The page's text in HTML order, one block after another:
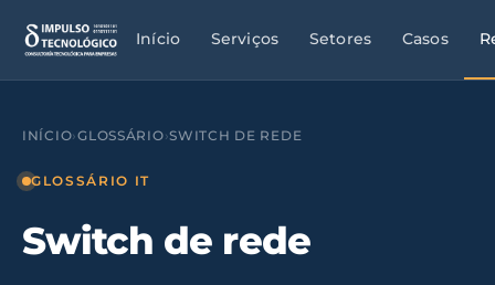
Início Serviços Setores Casos
INÍCIO›GLOSSÁRIO›SWITCH DE REDE
GLOSSÁRIO IT
Switch de rede